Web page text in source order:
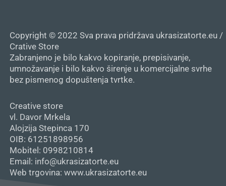
Copyright © 2022 Sva prava pridržava ukrasizatorte.eu /
Crative Store
Zabranjeno je bilo kakvo kopiranje, prepisivanje,
umnožavanje i bilo kakvo širenje u komercijalne svrhe
bez pismenog dopuštenja tvrtke.
Creative store
vl. Davor Mrkela
Alojzija Stepinca 170
OIB: 61251898956
Mobitel: 0998210814
Email: info@ukrasizatorte.eu
Web trgovina: www.ukrasizatorte.eu